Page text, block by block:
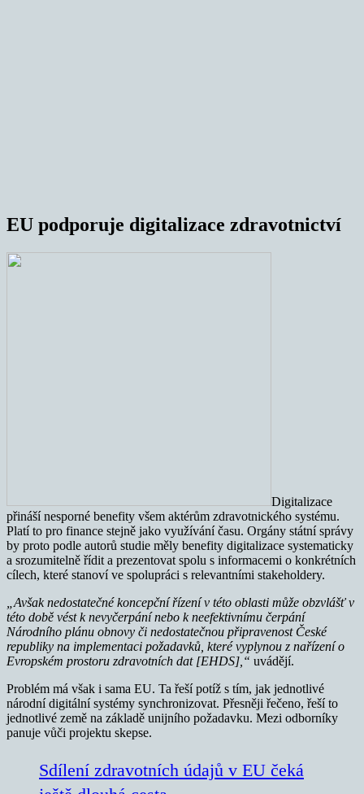
EU podporuje digitalizace zdravotnictví
Digitalizace
přináší nesporné benefity všem aktérům zdravotnického systému.
Platí to pro finance stejně jako využívání času. Orgány státní správy
by proto podle autorů studie měly benefity digitalizace systematicky
a srozumitelně řídit a prezentovat spolu s informacemi o konkrétních
cílech, které stanoví ve spolupráci s relevantními stakeholdery.
„Avšak nedostatečné koncepční řízení v této oblasti může obzvlášť v
této době vést k nevyčerpání nebo k neefektivnímu čerpání
Národního plánu obnovy či nedostatečnou připravenost České
republiky na implementaci požadavků, které vyplynou z nařízení o
Evropském prostoru zdravotních dat [EHDS],“ uvádějí.
Problém má však i sama EU. Ta řeší potíž s tím, jak jednotlivé
národní digitální systémy synchronizovat. Přesněji řečeno, řeší to
jednotlivé země na základě unijního požadavku. Mezi odborníky
panuje vůči projektu skepse.
Sdílení zdravotních údajů v EU čeká